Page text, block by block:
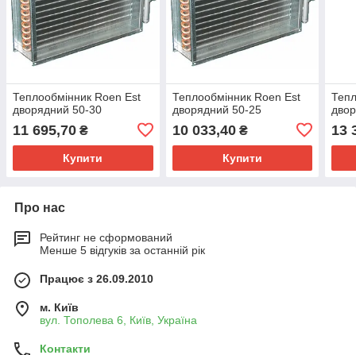
Теплообмінник Roen Est
дворядний 50-30
11 695,70 ₴
Купити
Теплообмінник Roen Est
дворядний 50-25
10 033,40₴
Купити
13
Про нас
Рейтинг не сформований
Менше 5 відгуків за останній рік
Працює з 26.09.2010
м. Київ
вул. Тополева 6, Київ, Україна
Контакти